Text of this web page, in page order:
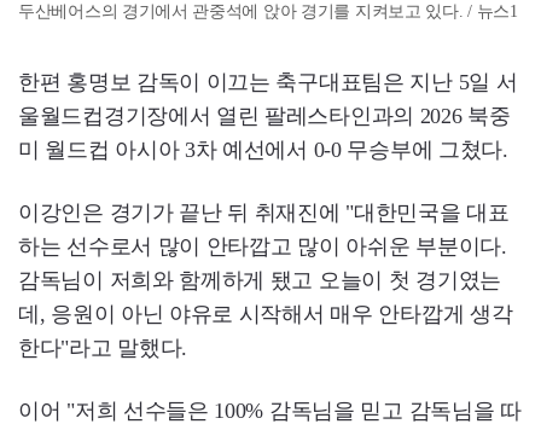
두산베어스의 경기에서 관중석에 앉아 경기를 지켜보고 있다. / 뉴스1
한편 홍명보 감독이 이끄는 축구대표팀은 지난 5일 서
울월드컵경기장에서 열린 팔레스타인과의 2026 북중
미 월드컵 아시아 3차 예선에서 0-0 무승부에 그쳤다.
이강인은 경기가 끝난 뒤 취재진에 "대한민국을 대표
하는 선수로서 많이 안타깝고 많이 아쉬운 부분이다.
감독님이 저희와 함께하게 됐고 오늘이 첫 경기였는
데, 응원이 아닌 야유로 시작해서 매우 안타깝게 생각
한다"라고 말했다.
이어 "저희 선수들은 100% 감독님을 믿고 감독님을 따